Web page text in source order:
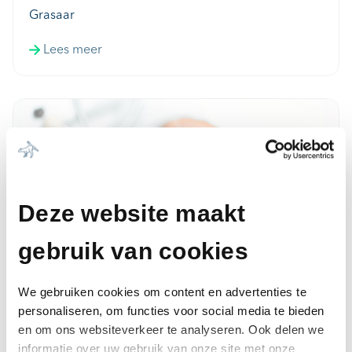
Deze website maakt
gebruik van cookies
We gebruiken cookies om content en advertenties te
personaliseren, om functies voor social media te bieden
en om ons websiteverkeer te analyseren. Ook delen we
informatie over uw gebruik van onze site met onze
Grasaar
Lees meer
Lees meer